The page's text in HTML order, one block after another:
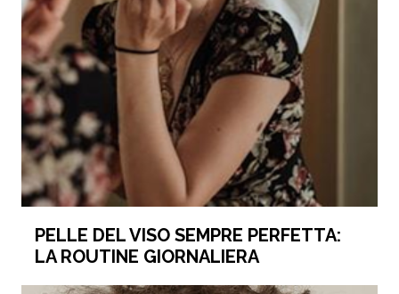
PELLE DEL VISO SEMPRE PERFETTA:
LA ROUTINE GIORNALIERA